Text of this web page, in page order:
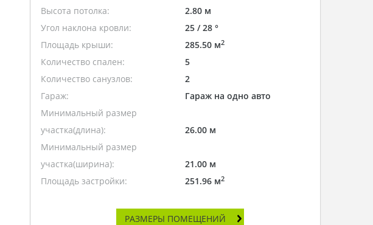
Высота потолка:
2.80 м
Угол наклона кровли:
25 / 28 °
Площадь крыши:
285.50 м2
Количество спален:
5
Количество санузлов:
2
Гараж:
Гараж на одно авто
Минимальный размер
участка(длина):
26.00 м
Минимальный размер
участка(ширина):
21.00 м
Площадь застройки:
251.96 м2
РАЗМЕРЫ ПОМЕЩЕНИЙ